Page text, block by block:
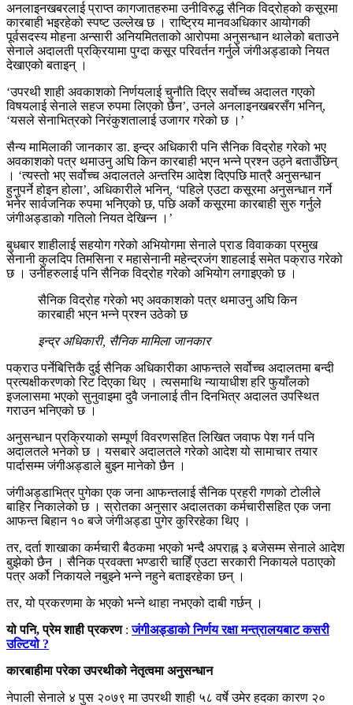
अनलाइनखबरलाई प्राप्त कागजातहरुमा उनीविरुद्ध सैनिक विद्रोहको कसूरमा
कारबाही भइरहेको स्पष्ट उल्लेख छ । राष्ट्रिय मानवअधिकार आयोगकी
पूर्वसदस्य मोहना अन्सारी अनियमितताको आरोपमा अनुसन्धान थालेको बताउने
सेनाले अदालती प्रक्रियामा पुग्दा कसूर परिवर्तन गर्नुले जंगीअड्डाको नियत
देखाएको बताइन् ।
‘उपरथी शाही अवकाशको निर्णयलाई चुनौति दिएर सर्वोच्च अदालत गएको
विषयलाई सेनाले सहज रुपमा लिएको छैन’, उनले अनलाइनखबरसँग भनिन्,
‘यसले सेनाभित्रको निरंकुशतालाई उजागर गरेको छ ।’
सैन्य मामिलाकी जानकार डा. इन्द्र अधिकारी पनि सैनिक विद्रोह गरेको भए
अवकाशको पत्र थमाउनु अघि किन कारबाही भएन भन्ने प्रश्न उठ्ने बताउँछिन्
। ‘त्यस्तो भए सर्वोच्च अदालतले अन्तरिम आदेश दिएपछि मात्रै अनुसन्धान
हुनुपर्ने होइन होला’, अधिकारीले भनिन्, ‘पहिले एउटा कसूरमा अनुसन्धान गर्ने
भनेर सार्वजनिक रुपमा भनिएको छ, पछि अर्को कसूरमा कारबाही सुरु गर्नुले
जंगीअड्डाको गतिलो नियत देखिन्न ।’
बुधबार शाहीलाई सहयोग गरेको अभियोगमा सेनाले प्राड विवाकका प्रमुख
सेनानी कुलदिप तिमसिना र महासेनानी महेन्द्रजंग शाहलाई समेत पक्राउ गरेको
छ । उनीहरुलाई पनि सैनिक विद्रोह गरेको अभियोग लगाइएको छ ।
सैनिक विद्रोह गरेको भए अवकाशको पत्र थमाउनु अघि किन
कारबाही भएन भन्ने प्रश्न उठेको छ
इन्द्र अधिकारी, सैनिक मामिला जानकार
पक्राउ पर्नेबित्तिकै दुई सैनिक अधिकारीका आफन्तले सर्वोच्च अदालतमा बन्दी
प्रत्यक्षीकरणको रिट दिएका थिए । त्यसमाथि न्यायाधीश हरि फुयाँलको
इजलासमा भएको सुनुवाइमा दुवै जनालाई तीन दिनभित्र अदालत उपस्थित
गराउन भनिएको छ ।
अनुसन्धान प्रक्रियाको सम्पूर्ण विवरणसहित लिखित जवाफ पेश गर्न पनि
अदालतले भनेको छ । यसबारे अदालतले गरेको आदेश यो सामाचार तयार
पार्दासम्म जंगीअड्डाले बुझ्न मानेको छैन ।
जंगीअड्डाभित्र पुगेका एक जना आफन्तलाई सैनिक प्रहरी गणको टोलीले
बाहिर निकालेको छ । स्रोतका अनुसार अदालतका कर्मचारीसहित एक जना
आफन्त बिहान १० बजे जंगीअड्डा पुगेर कुरिरहेका थिए ।
तर, दर्ता शाखाका कर्मचारी बैठकमा भएको भन्दै अपराह्न ३ बजेसम्म सेनाले आदेश
बुझेको छैन । सैनिक प्रवक्ता भण्डारी चाहिँ एउटा सरकारी निकायले पठाएको
पत्र अर्को निकायले नबुझ्ने भन्ने नहुने बताइरहेका छन् ।
तर, यो प्रकरणमा के भएको भन्ने थाहा नभएको दाबी गर्छन् ।
यो पनि, प्रेम शाही प्रकरण :जंगीअड्डाको निर्णय रक्षा मन्त्रालयबाट कसरी
उल्टियो ?
कारबाहीमा परेका उपरथीको नेतृत्वमा अनुसन्धान
नेपाली सेनाले ४ पुस २०७९ मा उपरथी शाही ५८ वर्षे उमेर हदका कारण २०